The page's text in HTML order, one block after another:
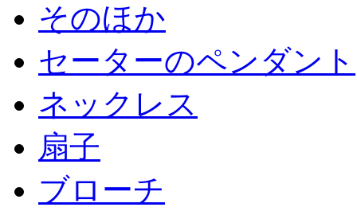
そのほか
セーターのペンダント
ネックレス
扇子
ブローチ